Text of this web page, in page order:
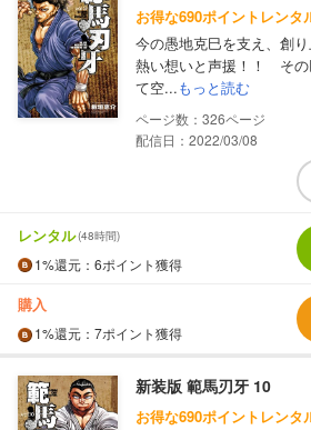
お得な690ポイントレンタ
今の愚地克巳を支え、創
熱い想いと声援！！ その
て空...もっと読む
326
配信日：2022/03/08
レンタル(48時間)
1%還元 ：6ポイント獲得
購入
1%還元 ：7ポイント獲得
新装版 範馬刃牙 10
お得な690ポイントレンタ